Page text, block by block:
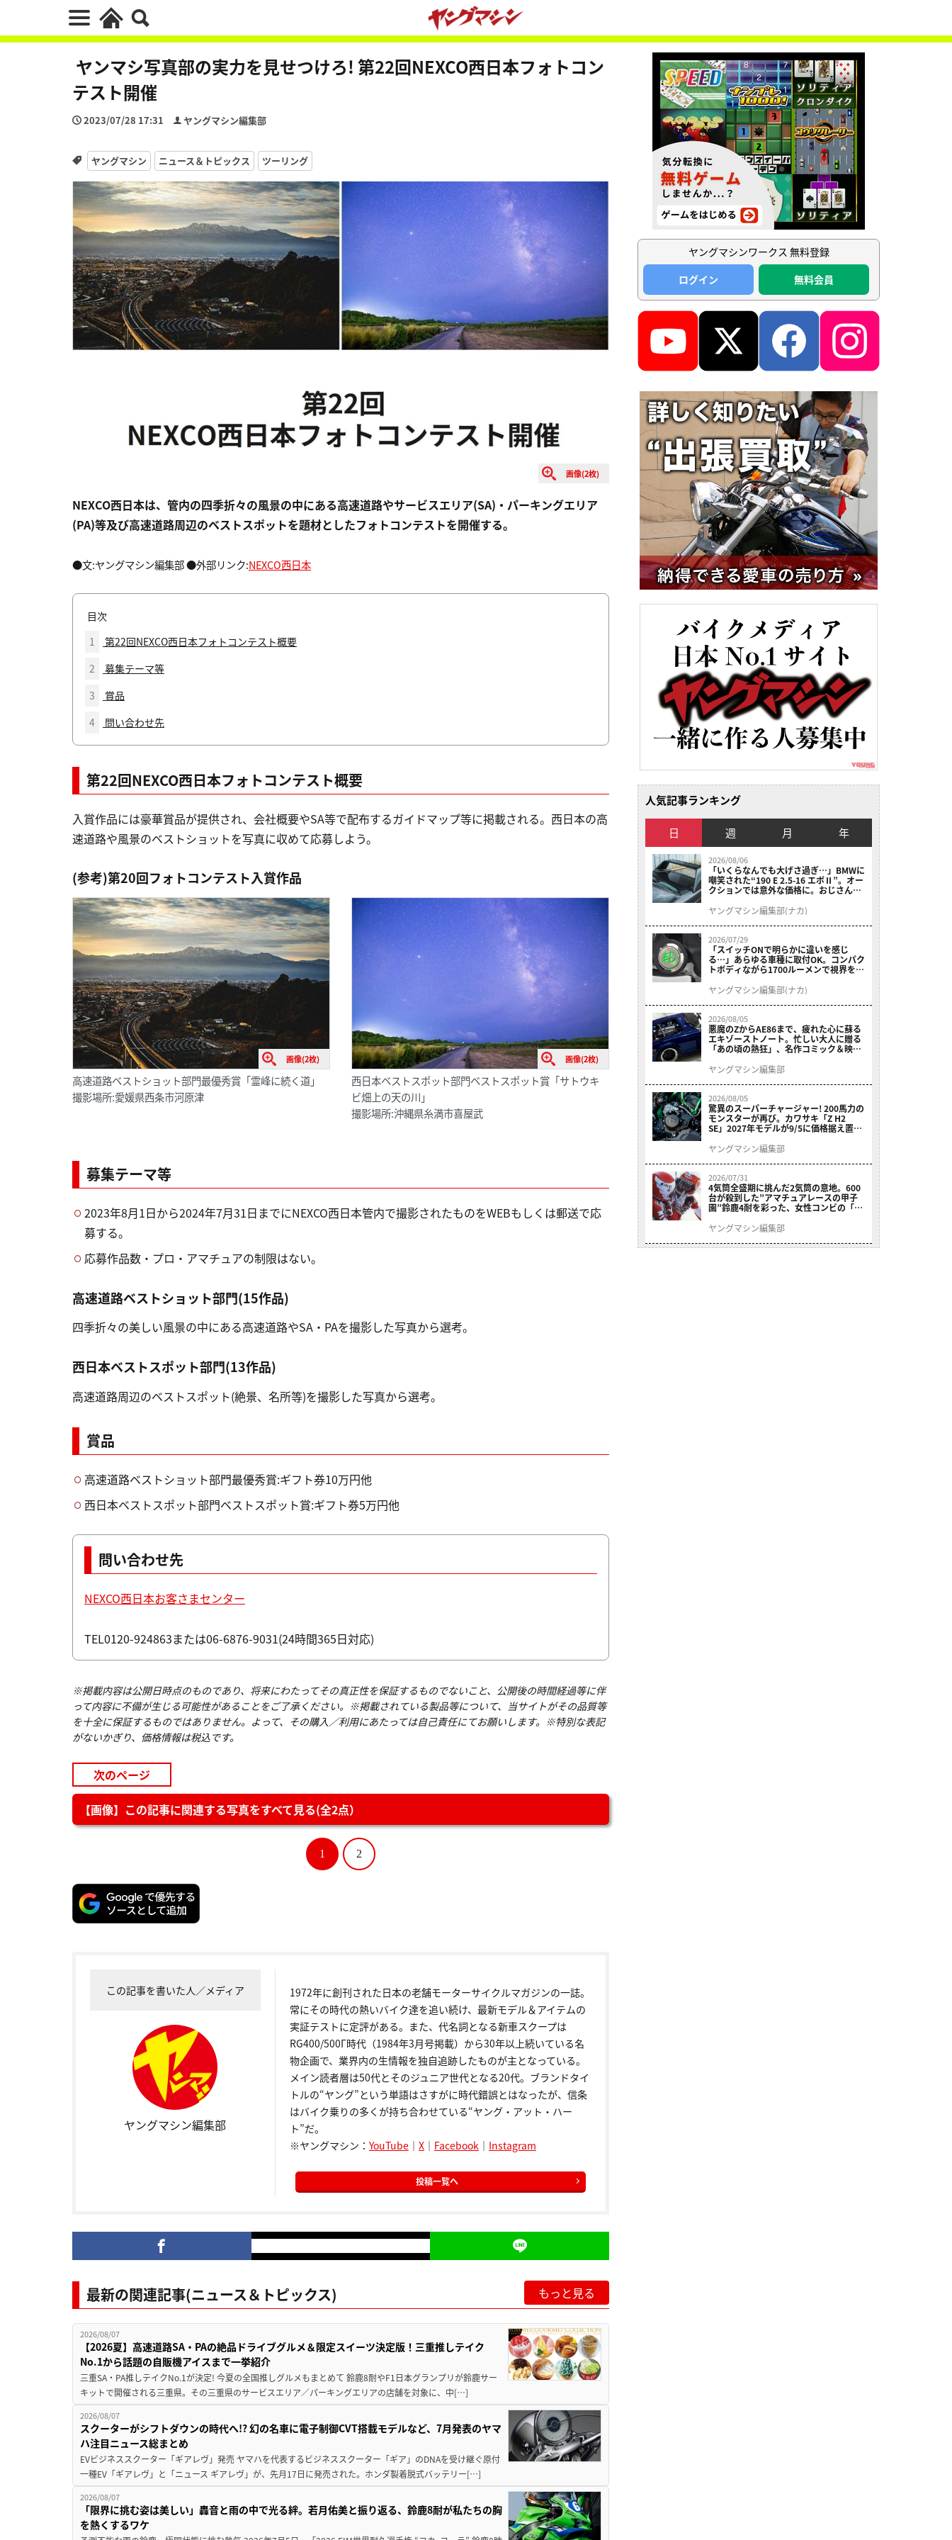
ヤンマシ写真部の実力を見せつけろ! 第22回NEXCO西日本フォトコン
テスト開催
2023/07/28 17:31 ヤングマシン編集部
ヤングマシン ニュース＆トピックス ツーリング
画像(2枚)
NEXCO西日本は、管内の四季折々の風景の中にある高速道路やサービスエリア(SA)・パーキングエリア
(PA)等及び高速道路周辺のベストスポットを題材としたフォトコンテストを開催する。
●文:ヤングマシン編集部 ●外部リンク:NEXCO西日本
目次
1
第22回NEXCO西日本フォトコンテスト概要
2
募集テーマ等
3
賞品
4
問い合わせ先
第22回NEXCO西日本フォトコンテスト概要
入賞作品には豪華賞品が提供され、会社概要やSA等で配布するガイドマップ等に掲載される。西日本の高
速道路や風景のベストショットを写真に収めて応募しよう。
(参考)第20回フォトコンテスト入賞作品
画像(2枚)
高速道路ベストショット部門最優秀賞「霊峰に続く道」
撮影場所:愛媛県西条市河原津
画像(2枚)
西日本ベストスポット部門ベストスポット賞「サトウキ
ビ畑上の天の川」
撮影場所:沖縄県糸満市喜屋武
募集テーマ等
2023年8月1日から2024年7月31日までにNEXCO西日本管内で撮影されたものをWEBもしくは郵送で応
募する。
応募作品数・プロ・アマチュアの制限はない。
高速道路ベストショット部門(15作品)
四季折々の美しい風景の中にある高速道路やSA・PAを撮影した写真から選考。
西日本ベストスポット部門(13作品)
高速道路周辺のベストスポット(絶景、名所等)を撮影した写真から選考。
賞品
高速道路ベストショット部門最優秀賞:ギフト券10万円他
西日本ベストスポット部門ベストスポット賞:ギフト券5万円他
問い合わせ先
NEXCO西日本お客さまセンター
TEL0120-924863または06-6876-9031(24時間365日対応)
※掲載内容は公開日時点のものであり、将来にわたってその真正性を保証するものでないこと、公開後の時間経過等に伴
って内容に不備が生じる可能性があることをご了承ください。※掲載されている製品等について、当サイトがその品質等
を十全に保証するものではありません。よって、その購入／利用にあたっては自己責任にてお願いします。※特別な表記
がないかぎり、価格情報は税込です。
次のページ
【画像】この記事に関連する写真をすべて見る(全2点）
1 2
この記事を書いた人／メディア
ヤングマシン編集部
1972年に創刊された日本の老舗モーターサイクルマガジンの一誌。
常にその時代の熱いバイク達を追い続け、最新モデル＆アイテムの
実証テストに定評がある。また、代名詞となる新車スクープは
RG400/500Γ時代（1984年3月号掲載）から30年以上続いている名
物企画で、業界内の生情報を独自追跡したものが主となっている。
メイン読者層は50代とそのジュニア世代となる20代。ブランドタイ
トルの“ヤング”という単語はさすがに時代錯誤とはなったが、信条
はバイク乗りの多くが持ち合わせている“ヤング・アット・ハー
ト”だ。
※ヤングマシン： YouTube｜ X｜ Facebook｜ Instagram
投稿一覧へ
最新の関連記事(ニュース＆トピックス) もっと見る
2026/08/07
【2026夏】高速道路SA・PAの絶品ドライブグルメ＆限定スイーツ決定版！三重推しテイク
No.1から話題の自販機アイスまで一挙紹介
三重SA・PA推しテイクNo.1が決定! 今夏の全国推しグルメもまとめて 鈴鹿8耐やF1日本グランプリが鈴鹿サー
キットで開催される三重県。その三重県のサービスエリア／パーキングエリアの店舗を対象に、中[…]
2026/08/07
スクーターがシフトダウンの時代へ!? 幻の名車に電子制御CVT搭載モデルなど、7月発表のヤマ
ハ注目ニュース総まとめ
EVビジネススクーター「ギアレヴ」発売 ヤマハを代表するビジネススクーター「ギア」のDNAを受け継ぐ原付
一種EV「ギアレヴ」と「ニュース ギアレヴ」が、先月17日に発売された。ホンダ製着脱式バッテリー[…]
2026/08/07
「限界に挑む姿は美しい」轟音と雨の中で光る絆。若月佑美と振り返る、鈴鹿8耐が私たちの胸
を熱くするワケ
ヤングマシンワークス 無料登録
ログイン
無料会員
人気記事ランキング
日 週 月 年
2026/08/06
「いくらなんでも大げさ過ぎ…」BMWに
嘲笑された“190 E 2.5-16 エボⅡ”。オー
クションでは意外な価格に。おじさん達
ヤングマシン編集部(ナカ)
2026/07/29
「スイッチONで明らかに違いを感じ
る…」あらゆる車種に取付OK。コンパク
トボディながら1700ルーメンで視界を確
ニット プレシャスレイ スモール］
ヤングマシン編集部(ナカ)
2026/08/05
悪魔のZからAE86まで、疲れた心に蘇る
エキゾーストノート。忙しい大人に贈る
「あの頃の熱狂」、名作コミック＆映画
結！
ヤングマシン編集部
2026/08/05
驚異のスーパーチャージャー! 200馬力の
モンスターが再び。カワサキ「Z H2
SE」2027年モデルが9/5に価格据え置き
ヤングマシン編集部
2026/07/31
4気筒全盛期に挑んだ2気筒の意地。600
台が殺到した”アマチュアレースの甲子
園”鈴鹿4耐を彩った、女性コンビの「ス
ヤングマシン編集部